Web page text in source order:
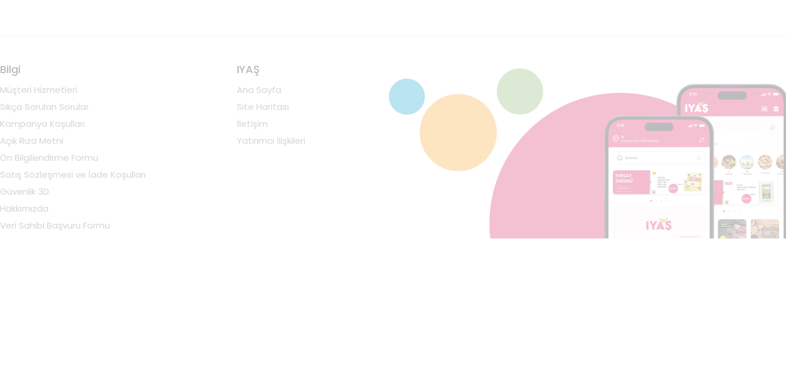
Bilgi
Müşteri Hizmetleri
Sıkça Sorulan Sorular
Kampanya Koşulları
Açık Rıza Metni
Ön Bilgilendirme Formu
Satış Sözleşmesi ve İade Koşulları
Güvenlik 3D
Hakkımızda
Veri Sahibi Başvuru Formu
IYAŞ
Ana Sayfa
Site Haritası
İletişim
Yatırımcı İlişkileri